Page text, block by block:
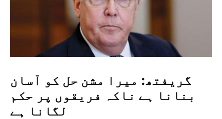
گریفتھ: میرا مشن حل کو آسان
بنانا ہے ناکہ فریقوں پر حکم
لگانا ہے